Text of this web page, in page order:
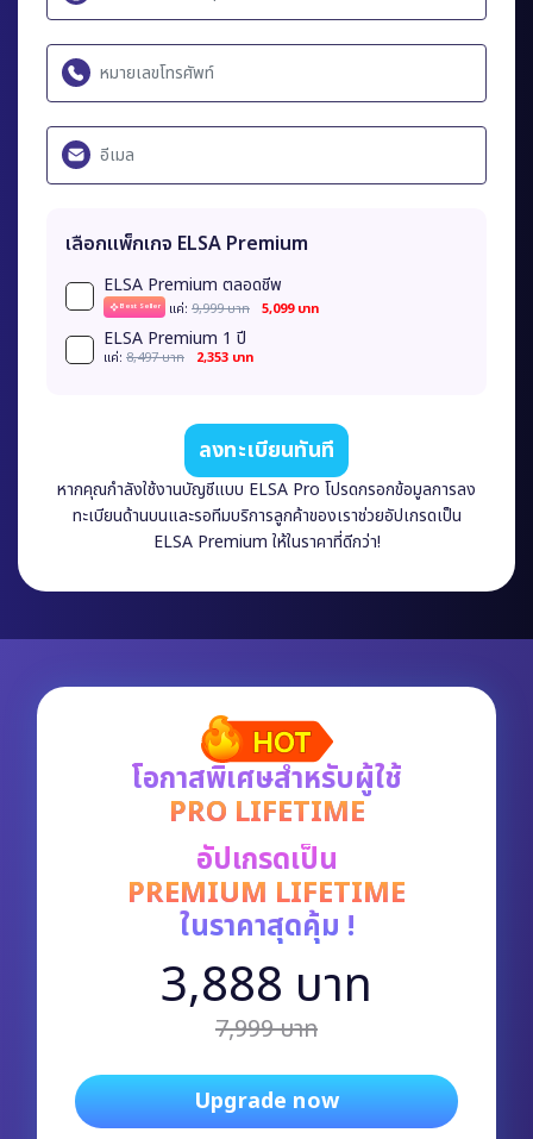
เลือกแพ็กเกจ ELSA Premium
ELSA Premium ตลอดชีพ
Best Seller เเค่: 9,999 บาท 5,099 บาท
ELSA Premium 1 ปี
เเค่: 8,497 บาท 2,353 บาท
ลงทะเบียนทันที
หากคุณกำลังใช้งานบัญชีแบบ ELSA Pro โปรดกรอกข้อมูลการลง
ทะเบียนด้านบนและรอทีมบริการลูกค้าของเราช่วยอัปเกรดเป็น
ELSA Premium ให้ในราคาที่ดีกว่า!
โอกาสพิเศษสำหรับผู้ใช้
PRO LIFETIME
อัปเกรดเป็น
PREMIUM LIFETIME
ในราคาสุดคุ้ม !
3,888 บาท
7,999 บาท
Upgrade now